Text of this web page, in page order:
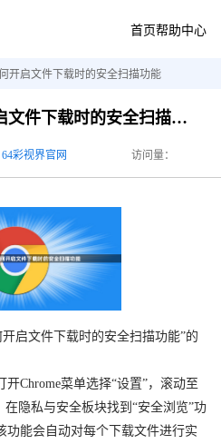
首页帮助中心
开启文件下载时的安全扫描功能
Chrome浏览器如何开启文件下载时的安全扫描功能
64彩视界官网 访问量：
启文件下载时的安全扫描功能”的
Chrome菜单选择“设置”，滚动至
隐私与安全板块找到“安全浏览”功
功能会自动对每个下载文件进行实